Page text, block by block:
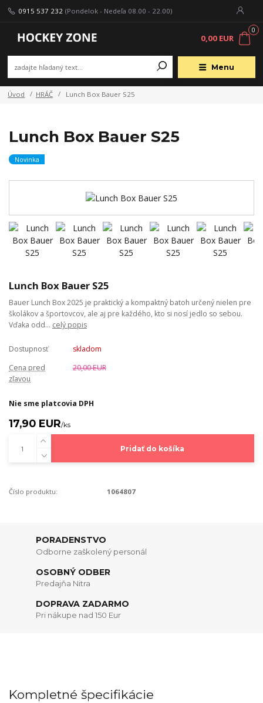
Menu
0915 537 232 (Pondelok - Nedeľa 08.00 - 22.00)
0
0,00 EUR
Úvod HRÁČ Lunch Box Bauer S25
Lunch Box Bauer S25
Novinka
Lunch Box Bauer S25
Bauer Lunch Box 2025 je praktický a kompaktný batoh určený nielen pre
školákov a športovcov, ale aj pre každého, kto si nosí jedlo so sebou.
Vďaka odd... celý popis
Dostupnosť
skladom
Cena pred
zľavou
20,00 EUR
Nie sme platcovia DPH
17,90 EUR/ks
Pridať do košíka
Číslo produktu: 1064807
PORADENSTVO
Odborne zaškolený personál
OSOBNÝ ODBER
Predajňa Nitra
DOPRAVA ZADARMO
Pri nákupe nad 150 Eur
Kompletné špecifikácie